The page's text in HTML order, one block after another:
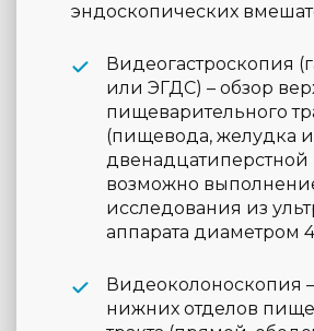
эндоскопических
Видеогастроскопия
или ЭГДС) – обзор
пищеварительного
(пищевода, желудка и
возможно
исследования из
аппарата диаметром
Видеоколоноскопия
нижних отделов